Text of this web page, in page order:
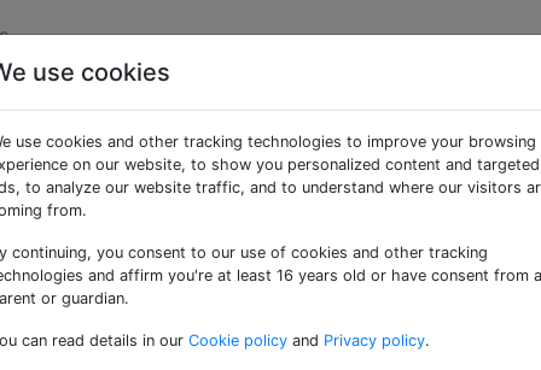
amateurs et amateurs
de RAW par rapport à JPEG?
concrets montrant que le simple fait de capturer
traité par quelqu'un qui peut le rendre justice) a
à la fin du processus. Je comprends ce qu'est RAW et
…
use cookies
use cookies and other tracking technologies to improve your browsing
on our website, to show you personalized content and targeted
to analyze our website traffic, and to understand where our visitors
from.
continuing, you consent to our use of cookies and other tracking
and affirm you're at least 16 years old or have consent from a
or guardian.
can read details in our Cookie policy and Privacy policy.